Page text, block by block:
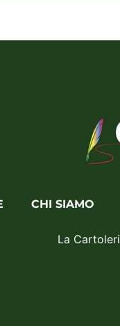
CHI SIAMO
La